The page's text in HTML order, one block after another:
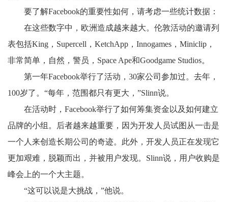
要了解Facebook的重要性如何，请考虑一些统计数据：
在这些数字中，欧洲造成越来越大。伦敦活动的邀请列
表包括King，Supercell，KetchApp，Innogames，Miniclip，
非常简单，自然，警员，Space Ape和Goodgame Studios。
第一年Facebook举行了活动，30家公司参加过。去年，
100岁了。“每年，范围都只有更大，”Slinn说。
在活动时，Facebook举行了如何筹集资金以及如何建立
品牌的小组。后者越来越重要，因为开发人员试图从一击是
一个人来创造长期公司的奇迹。此外，开发人员正在发现它
更加艰难，脱颖而出，并被用户发现。Slinn说，用户收购是
峰会上的一个大主题。
“这可以说是大挑战，”他说。